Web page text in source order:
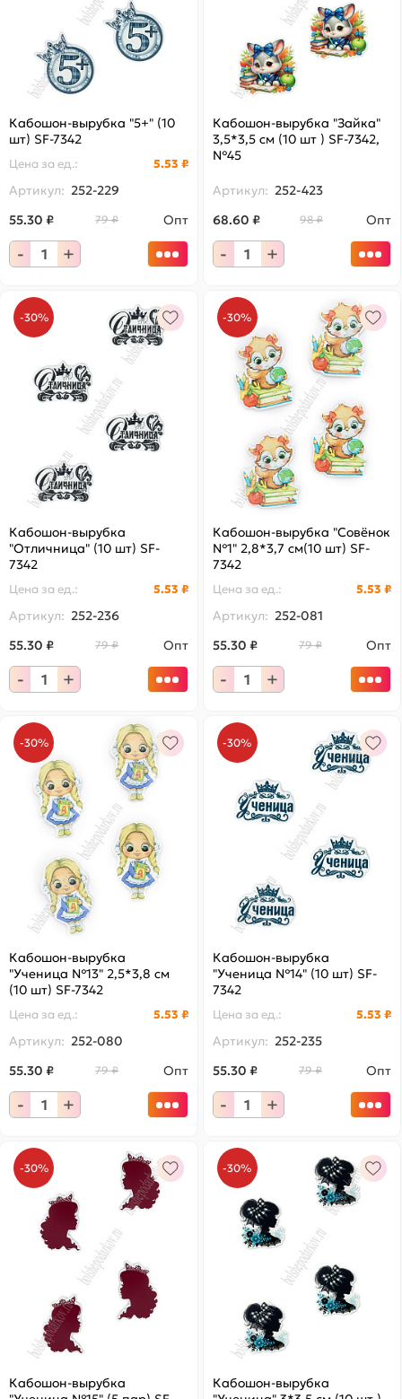
Кабошон-вырубка "5+" (10
шт) SF-7342
Цена за ед.: 5.53 ₽
Артикул: 252-229
55.30 ₽
79 ₽ Опт
- +
Кабошон-вырубка "Зайка"
3,5*3,5 см (10 шт ) SF-7342,
№45
Артикул: 252-423
68.60 ₽
98 ₽ Опт
- +
-30%
Кабошон-вырубка
"Отличница" (10 шт) SF-
7342
Цена за ед.: 5.53 ₽
Артикул: 252-236
55.30 ₽
79 ₽ Опт
- +
-30%
Кабошон-вырубка "Совёнок
№1" 2,8*3,7 см(10 шт) SF-
7342
Цена за ед.: 5.53 ₽
Артикул: 252-081
55.30 ₽
79 ₽ Опт
- +
-30%
Кабошон-вырубка
"Ученица №13" 2,5*3,8 см
(10 шт) SF-7342
Цена за ед.: 5.53 ₽
Артикул: 252-080
55.30 ₽
79 ₽ Опт
- +
-30%
Кабошон-вырубка
"Ученица №14" (10 шт) SF-
7342
Цена за ед.: 5.53 ₽
Артикул: 252-235
55.30 ₽
79 ₽ Опт
- +
-30%
Кабошон-вырубка
-30%
Кабошон-вырубка